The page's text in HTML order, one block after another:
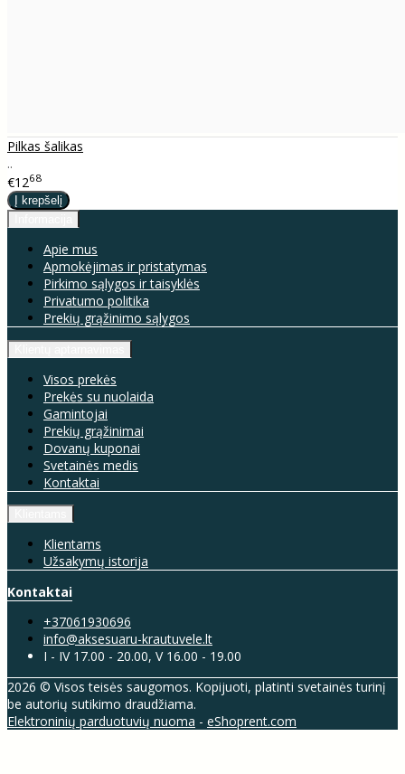
Pilkas šalikas
..
€1268
Apie mus
Apmokėjimas ir pristatymas
Pirkimo sąlygos ir taisyklės
Privatumo politika
Prekių grąžinimo sąlygos
Visos prekės
Prekės su nuolaida
Gamintojai
Prekių grąžinimai
Dovanų kuponai
Svetainės medis
Kontaktai
Klientams
Užsakymų istorija
Kontaktai
+37061930696
info@aksesuaru-krautuvele.lt
I - IV 17.00 - 20.00, V 16.00 - 19.00
2026 © Visos teisės saugomos. Kopijuoti, platinti svetainės turinį
be autorių sutikimo draudžiama.
Elektroninių parduotuvių nuoma - eShoprent.com